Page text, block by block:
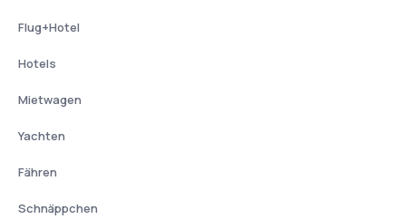
Flug+Hotel
Hotels
Mietwagen
Yachten
Fähren
Schnäppchen